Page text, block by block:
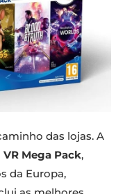
das lojas. A
VR Mega Pack,
da Europa,